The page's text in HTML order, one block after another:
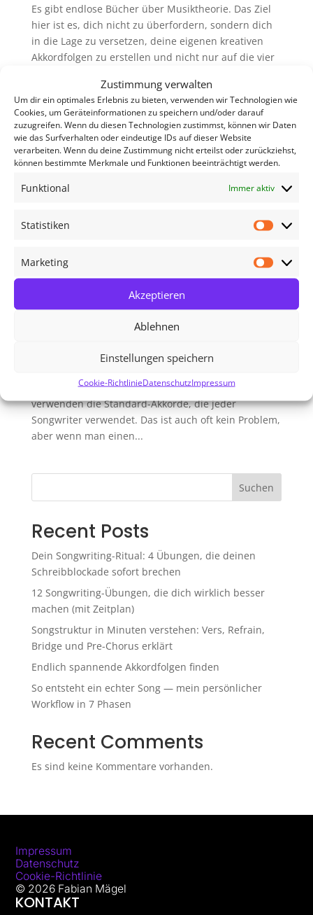
Zustimmung verwalten
Um dir ein optimales Erlebnis zu bieten, verwenden wir Technologien wie
Cookies, um Geräteinformationen zu speichern und/oder darauf
zuzugreifen. Wenn du diesen Technologien zustimmst, können wir Daten
wie das Surfverhalten oder eindeutige IDs auf dieser Website
verarbeiten. Wenn du deine Zustimmung nicht erteilst oder zurückziehst,
können bestimmte Merkmale und Funktionen beeinträchtigt werden.
Funktional Immer aktiv
Statistiken
Marketing
Akzeptieren
Ablehnen
Einstellungen speichern
Cookie-RichtlinieDatenschutzImpressum
Es gibt endlose Bücher über Musiktheorie. Das Ziel
hier ist es, dich nicht zu überfordern, sondern dich
in die Lage zu versetzen, deine eigenen kreativen
Akkordfolgen zu erstellen und nicht nur auf die vier
Top 10 Open Tunings für Songwriter
vonFabian Mägel|März 24, 2024|Akkorde und
Eines, das alle Songwriter gemeinsam haben ist,
hört das allerdings bei den Akkorden auf und viele
verwenden die Standard-Akkorde, die jeder
Songwriter verwendet. Das ist auch oft kein Problem,
aber wenn man einen...
Suchen
Recent Posts
Dein Songwriting-Ritual: 4 Übungen, die deinen
Schreibblockade sofort brechen
12 Songwriting-Übungen, die dich wirklich besser
machen (mit Zeitplan)
Songstruktur in Minuten verstehen: Vers, Refrain,
Bridge und Pre-Chorus erklärt
Endlich spannende Akkordfolgen finden
So entsteht ein echter Song — mein persönlicher
Workflow in 7 Phasen
Recent Comments
Es sind keine Kommentare vorhanden.
KONTAKT
Impressum
Datenschutz
Cookie-Richtlinie
© 2026 Fabian Mägel